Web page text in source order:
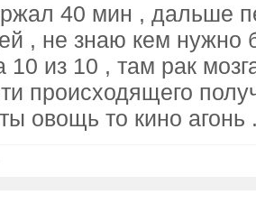
40 мин , дальше
, не знаю кем нужно
10 из 10 , там рак
происходящего
овощь то кино агонь